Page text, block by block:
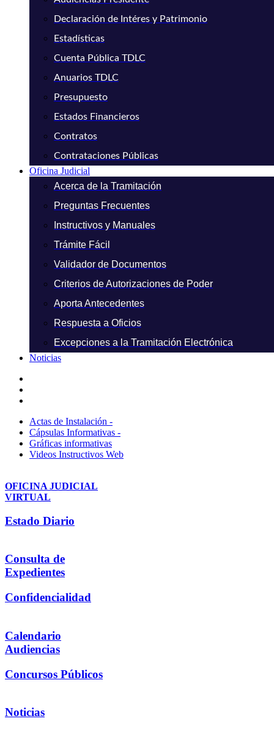
Declaración de Intéres y Patrimonio
Estadísticas
Cuenta Pública TDLC
Anuarios TDLC
Presupuesto
Estados Financieros
Contratos
Contrataciones Públicas
Oficina Judicial
Acerca de la Tramitación
Preguntas Frecuentes
Instructivos y Manuales
Trámite Fácil
Validador de Documentos
Criterios de Autorizaciones de Poder
Aporta Antecedentes
Respuesta a Oficios
Excepciones a la Tramitación Electrónica
Noticias
Actas de Instalación -
Cápsulas Informativas -
Gráficas informativas
Videos Instructivos Web
OFICINA JUDICIAL
VIRTUAL
Estado Diario
Consulta de
Expedientes
Confidencialidad
Calendario
Audiencias
Concursos Públicos
Noticias